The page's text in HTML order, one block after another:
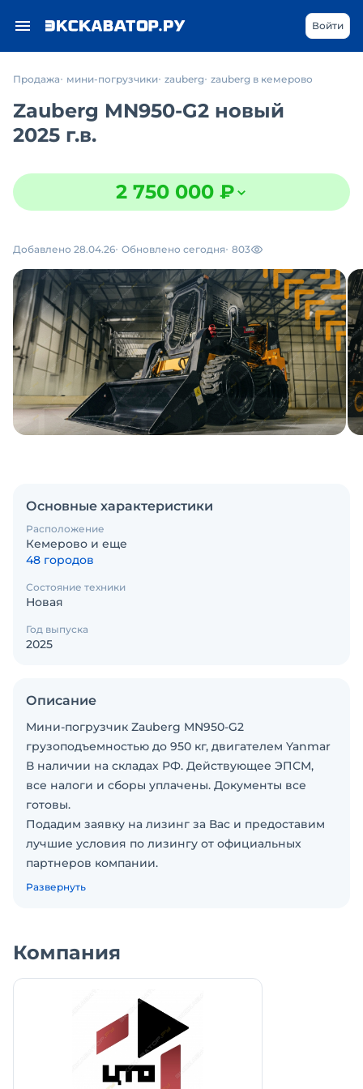
Войти
Продажа мини-погрузчики zauberg zauberg в кемерово
Zauberg MN950-G2 новый
2025 г.в.
2 750 000 ₽
Добавлено 28.04.26 Обновлено сегодня 803
Основные характеристики
Расположение
Кемерово и еще
48 городов
Состояние техники
Новая
Год выпуска
2025
Описание
Мини-погрузчик Zauberg MN950-G2
грузоподъемностью до 950 кг, двигателем Yanmar
В наличии на складах РФ. Действующее ЭПСМ,
все налоги и сборы уплачены. Документы все
готовы.
Подадим заявку на лизинг за Вас и предоставим
лучшие условия по лизингу от официальных
партнеров компании.
Звоните или оставляйте свой номер для
Модель доступна на рычагах или джойстиках
Грузоподъемность: 950 кг
Объем ковша: 0.47 м
Высота выгрузки: 2 266 мм
Двигатель: Yanmar
Дорожный просвет: 210 мм
Эксплуатационная масса: 3 240 кг
Развернуть
Компания